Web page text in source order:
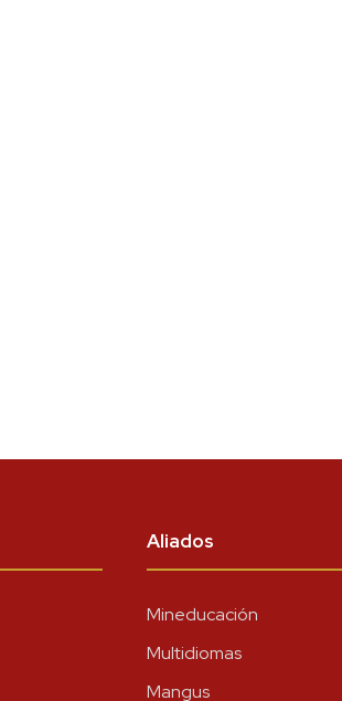
Aliados
Mineducación
Multidiomas
Mangus